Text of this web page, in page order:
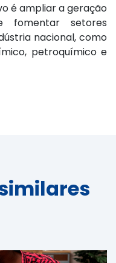
é ampliar a geração
setores
nacional, como
petroquímico e